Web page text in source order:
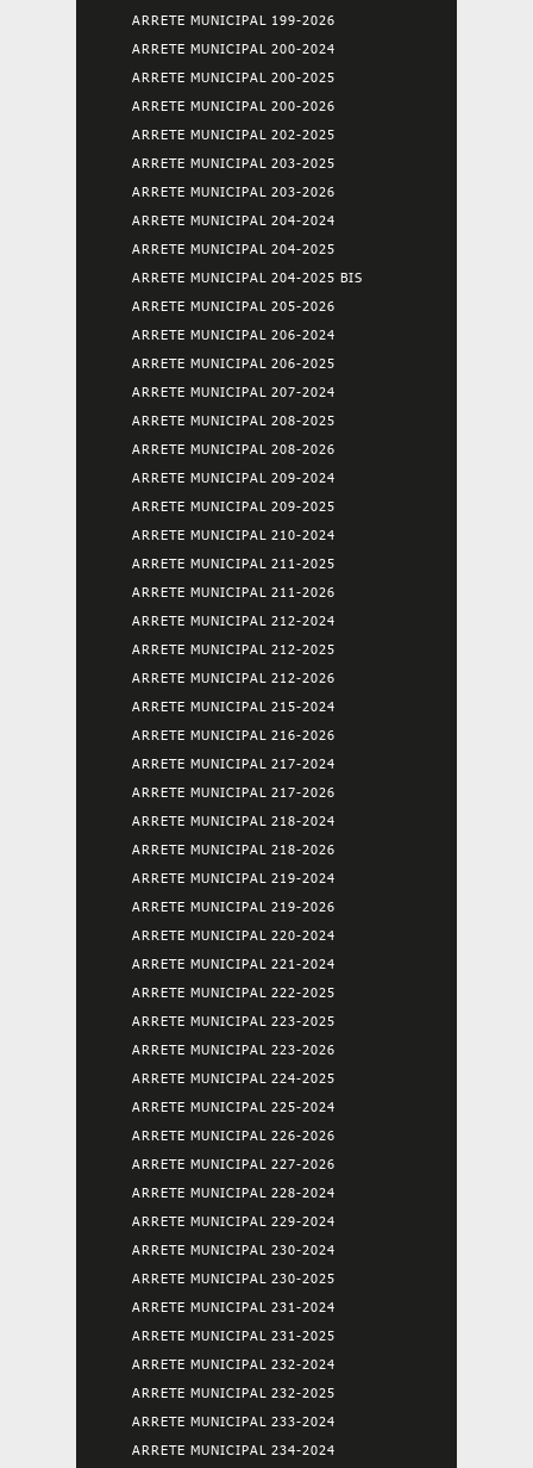
ARRETE MUNICIPAL 199-2026
ARRETE MUNICIPAL 200-2024
ARRETE MUNICIPAL 200-2025
ARRETE MUNICIPAL 200-2026
ARRETE MUNICIPAL 202-2025
ARRETE MUNICIPAL 203-2025
ARRETE MUNICIPAL 203-2026
ARRETE MUNICIPAL 204-2024
ARRETE MUNICIPAL 204-2025
ARRETE MUNICIPAL 204-2025 BIS
ARRETE MUNICIPAL 205-2026
ARRETE MUNICIPAL 206-2024
ARRETE MUNICIPAL 206-2025
ARRETE MUNICIPAL 207-2024
ARRETE MUNICIPAL 208-2025
ARRETE MUNICIPAL 208-2026
ARRETE MUNICIPAL 209-2024
ARRETE MUNICIPAL 209-2025
ARRETE MUNICIPAL 210-2024
ARRETE MUNICIPAL 211-2025
ARRETE MUNICIPAL 211-2026
ARRETE MUNICIPAL 212-2024
ARRETE MUNICIPAL 212-2025
ARRETE MUNICIPAL 212-2026
ARRETE MUNICIPAL 215-2024
ARRETE MUNICIPAL 216-2026
ARRETE MUNICIPAL 217-2024
ARRETE MUNICIPAL 217-2026
ARRETE MUNICIPAL 218-2024
ARRETE MUNICIPAL 218-2026
ARRETE MUNICIPAL 219-2024
ARRETE MUNICIPAL 219-2026
ARRETE MUNICIPAL 220-2024
ARRETE MUNICIPAL 221-2024
ARRETE MUNICIPAL 222-2025
ARRETE MUNICIPAL 223-2025
ARRETE MUNICIPAL 223-2026
ARRETE MUNICIPAL 224-2025
ARRETE MUNICIPAL 225-2024
ARRETE MUNICIPAL 226-2026
ARRETE MUNICIPAL 227-2026
ARRETE MUNICIPAL 228-2024
ARRETE MUNICIPAL 229-2024
ARRETE MUNICIPAL 230-2024
ARRETE MUNICIPAL 230-2025
ARRETE MUNICIPAL 231-2024
ARRETE MUNICIPAL 231-2025
ARRETE MUNICIPAL 232-2024
ARRETE MUNICIPAL 232-2025
ARRETE MUNICIPAL 233-2024
ARRETE MUNICIPAL 234-2024